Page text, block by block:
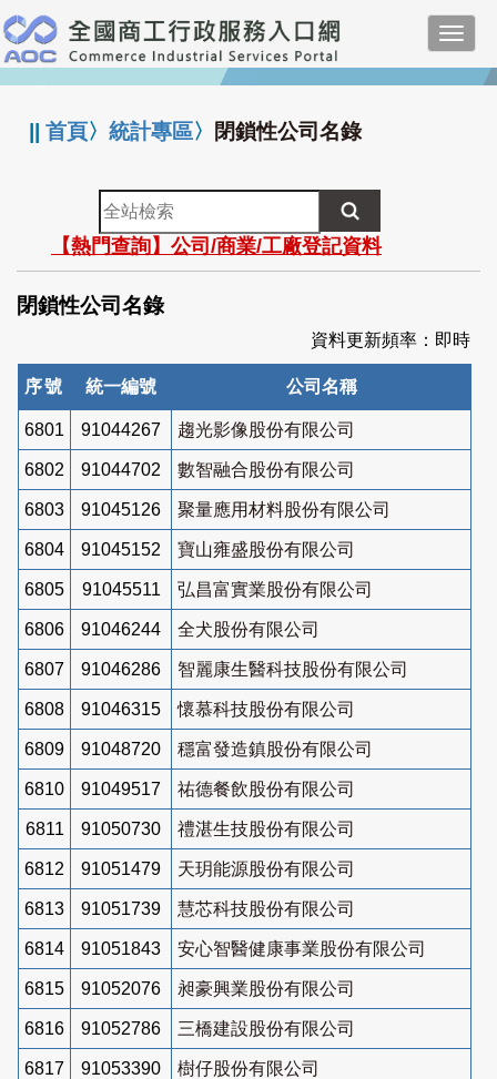
跳
到
主
要
:::
||首頁〉統計專區〉 閉鎖性公司名錄
全
站
檢
索
【熱門查詢】公司/商業/工廠登記資料
閉鎖性公司名錄
資料更新頻率：即時
序號 統一編號 公司名稱
6801 91044267 趨光影像股份有限公司
6802 91044702 數智融合股份有限公司
6803 91045126 聚量應用材料股份有限公司
6804 91045152 寶山雍盛股份有限公司
6805 91045511 弘昌富實業股份有限公司
6806 91046244 全犬股份有限公司
6807 91046286 智麗康生醫科技股份有限公司
6808 91046315 懷慕科技股份有限公司
6809 91048720 穩富發造鎮股份有限公司
6810 91049517 祐德餐飲股份有限公司
6811 91050730 禮湛生技股份有限公司
6812 91051479 天玥能源股份有限公司
6813 91051739 慧芯科技股份有限公司
6814 91051843 安心智醫健康事業股份有限公司
6815 91052076 昶豪興業股份有限公司
6816 91052786 三橋建設股份有限公司
6817 91053390 樹仔股份有限公司